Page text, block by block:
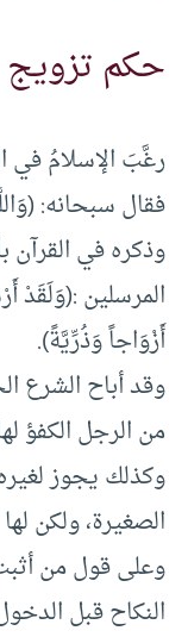
حكم تزويج
رغَّبَ الإسلامُ في
فقال سبحانه:
وذكره في القرآن
المرسلين :(وَلَقَدْ
أَزْوَاجاً وَذُرِّيَّةً).
وقد أباح الشرع
من الرجل الكفؤ
وكذلك يجوز
الصغيرة، ولكن
وعلى قول من
النكاح قبل